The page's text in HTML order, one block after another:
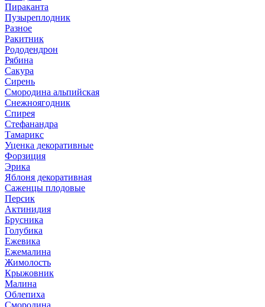
Пираканта
Пузыреплодник
Разное
Ракитник
Рододендрон
Рябина
Сакура
Сирень
Смородина альпийская
Снежноягодник
Спирея
Стефанандра
Тамарикс
Уценка декоративные
Форзиция
Эрика
Яблоня декоративная
Саженцы плодовые
Персик
Актинидия
Брусника
Голубика
Ежевика
Ежемалина
Жимолость
Крыжовник
Малина
Облепиха
Смородина